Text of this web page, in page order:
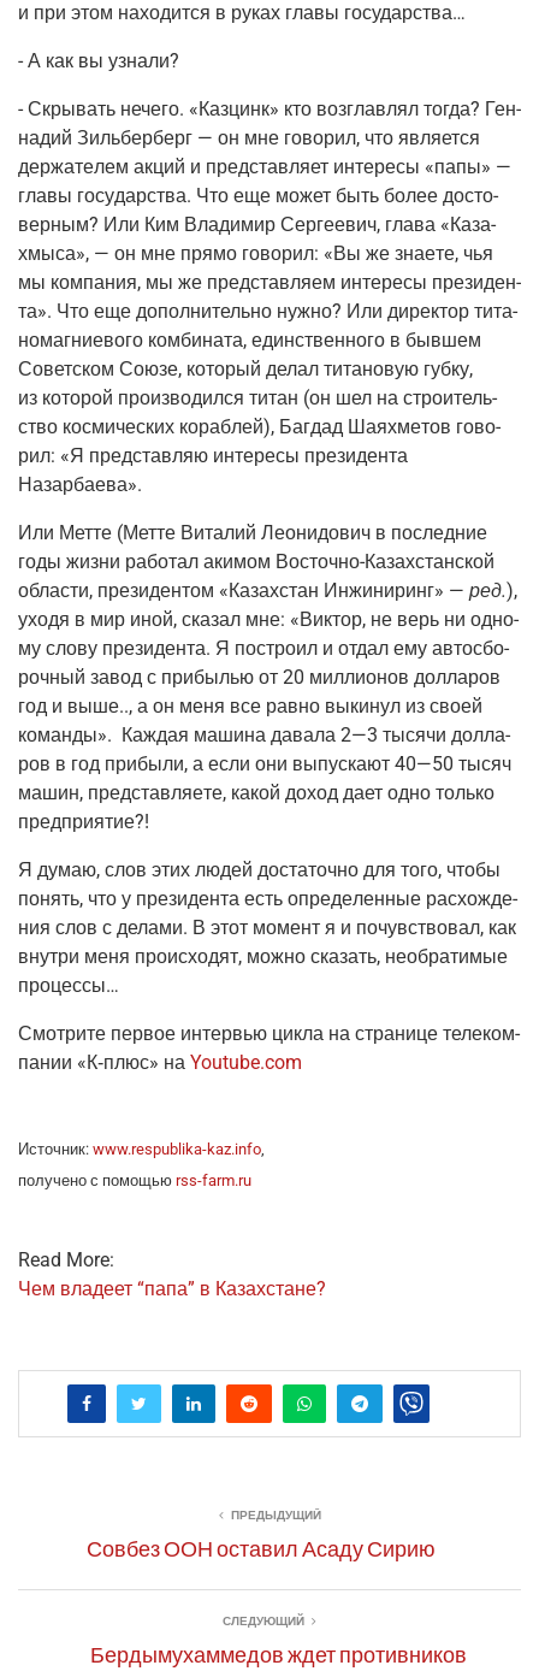
и при этом нахо­дит­ся в руках гла­вы государства…
- А как вы узнали?
- Скры­вать нече­го. «Каз­цинк» кто воз­глав­лял тогда? Ген­
на­дий Зиль­бер­берг — он мне гово­рил, что явля­ет­ся
дер­жа­те­лем акций и пред­став­ля­ет инте­ре­сы «папы» —
гла­вы госу­дар­ства. Что еще может быть более досто­
вер­ным? Или Ким Вла­ди­мир Сер­ге­е­вич, гла­ва «Каза­
хмы­са», — он мне пря­мо гово­рил: «Вы же зна­е­те, чья
мы ком­па­ния, мы же пред­став­ля­ем инте­ре­сы пре­зи­ден­
та». Что еще допол­ни­тель­но нуж­но? Или дирек­тор тита­
но­маг­ни­е­во­го ком­би­на­та, един­ствен­но­го в быв­шем
Совет­ском Сою­зе, кото­рый делал тита­но­вую губ­ку,
из кото­рой про­из­во­дил­ся титан (он шел на стро­и­тель­
ство кос­ми­че­ских кораб­лей), Баг­дад Шаях­ме­тов гово­
рил: «Я пред­став­ляю инте­ре­сы пре­зи­ден­та
Назарбаева».
Или Мет­те (Мет­те Вита­лий Лео­ни­до­вич в послед­ние
годы жиз­ни рабо­тал аки­мом Восточ­но-Казах­стан­ской
обла­сти, пре­зи­ден­том «Казах­стан Инжи­ни­ринг» — ред.),
ухо­дя в мир иной, ска­зал мне: «Вик­тор, не верь ни одно­
му сло­ву пре­зи­ден­та. Я постро­ил и отдал ему авто­сбо­
роч­ный завод с при­бы­лью от 20 мил­ли­о­нов дол­ла­ров
год и выше.., а он меня все рав­но выки­нул из сво­ей
коман­ды». Каж­дая маши­на дава­ла 2—3 тыся­чи дол­ла­
ров в год при­бы­ли, а если они выпус­ка­ют 40—50 тысяч
машин, пред­став­ля­е­те, какой доход дает одно толь­ко
предприятие?!
Я думаю, слов этих людей доста­точ­но для того, что­бы
понять, что у пре­зи­ден­та есть опре­де­лен­ные рас­хож­де­
ния слов с дела­ми. В этот момент я и почув­ство­вал, как
внут­ри меня про­ис­хо­дят, мож­но ска­зать, необ­ра­ти­мые
процессы…
Смот­ри­те пер­вое интер­вью цик­ла на стра­ни­це теле­ком­
па­нии «К‑плюс» на Youtube.com
Источ­ник: www.respublika-kaz.info
полу­че­но с помо­щью rss-farm.ru
Read More:
Чем вла­де­ет “папа” в Казахстане?
ПРЕДЫДУЩИЙ
Совбез ООН оставил Асаду Сирию
СЛЕДУЮЩИЙ
Бердымухаммедов ждет противников